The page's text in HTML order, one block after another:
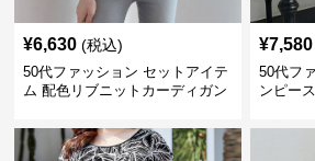
¥6,630 (税込)
50代ファッション セットアイテ
ム 配色リブニットカーディガン
¥7,580
50代フ
ンピー